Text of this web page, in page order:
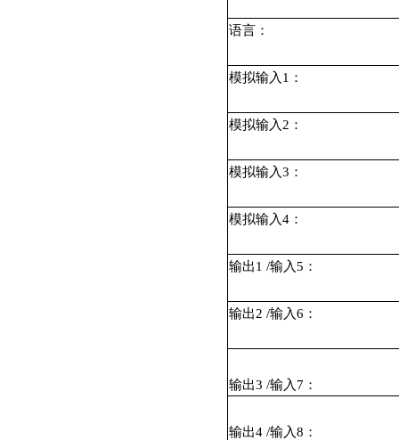
语言：
模拟输入 1 ：
模拟输入 2 ：
模拟输入3 ：
模拟输入4 ：
输出1 /输入5 ：
输出2 /输入6 ：
输出3 /输入 7 ：
输出4 /输入8 ：